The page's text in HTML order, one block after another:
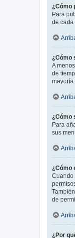
¿Cómo
Para
de cada
¿Cómo
A
de
mayoría
¿Cómo
Para
sus
¿Cómo
Cuando
de
¿Por